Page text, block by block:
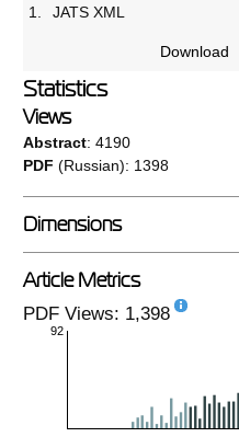
1. JATS XML
Download
Statistics
Views
Abstract: 4190
PDF (Russian): 1398
Dimensions
Article Metrics
PDF Views: 1,398
92